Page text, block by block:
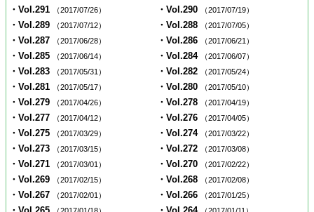
・Vol.291 （2017/07/26） ・Vol.290 （2017/07/19）
・Vol.289 （2017/07/12） ・Vol.288 （2017/07/05）
・Vol.287 （2017/06/28） ・Vol.286 （2017/06/21）
・Vol.285 （2017/06/14） ・Vol.284 （2017/06/07）
・Vol.283 （2017/05/31） ・Vol.282 （2017/05/24）
・Vol.281 （2017/05/17） ・Vol.280 （2017/05/10）
・Vol.279 （2017/04/26） ・Vol.278 （2017/04/19）
・Vol.277 （2017/04/12） ・Vol.276 （2017/04/05）
・Vol.275 （2017/03/29） ・Vol.274 （2017/03/22）
・Vol.273 （2017/03/15） ・Vol.272 （2017/03/08）
・Vol.271 （2017/03/01） ・Vol.270 （2017/02/22）
・Vol.269 （2017/02/15） ・Vol.268 （2017/02/08）
・Vol.267 （2017/02/01） ・Vol.266 （2017/01/25）
（2017/01/18） （2017/01/11）